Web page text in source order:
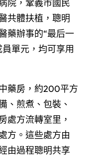
院，鞏義市國民
共體扶植，聰明
藥辦事的“最后一
單元，均可享用
藥房，約200平方
、煎煮、包裝、
處方流轉室里，
方。這些處方由
由過程聰明共享